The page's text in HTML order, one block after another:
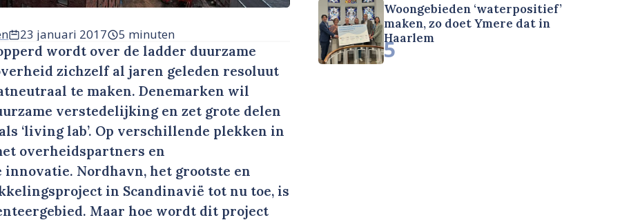
23 januari 2017 5 minuten
wordt over de ladder duurzame
zichzelf al jaren geleden resoluut
te maken. Denemarken wil
verstedelijking en zet grote delen
‘living lab’. Op verschillende plekken in
overheidspartners en
Nordhavn, het grootste en
in Scandinavië tot nu toe, is
Maar hoe wordt dit project
Woongebieden ‘waterpositief’
maken, zo doet Ymere dat in
Haarlem
5